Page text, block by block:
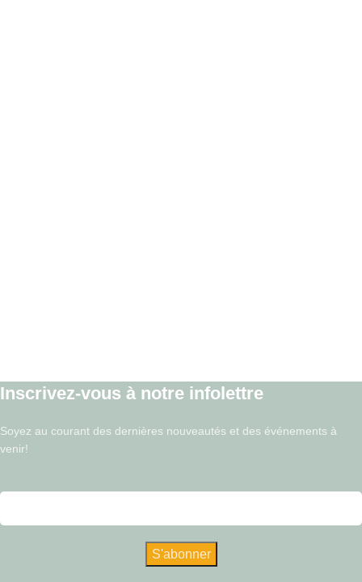
Inscrivez-vous à notre infolettre
Soyez au courant des dernières nouveautés et des événements à
venir!